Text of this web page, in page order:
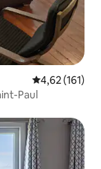
Μέση
4,62 (161)
Paul